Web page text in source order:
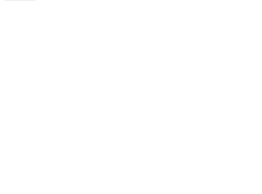
Schließen